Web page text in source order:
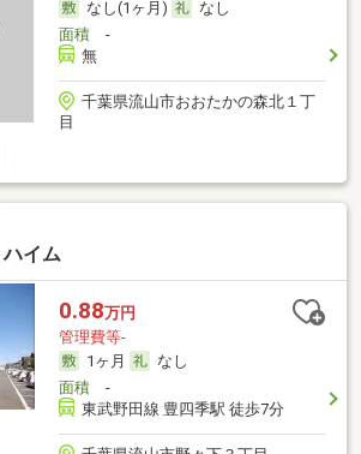
なし(1ヶ月)
なし
面積-
無
千葉県流山市おおたかの森北１丁
目
イム
0.88万円
管理費等-
1ヶ月
なし
面積-
東武野田線 豊四季駅 徒歩7分